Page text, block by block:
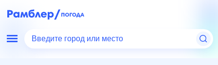
Введите город или место